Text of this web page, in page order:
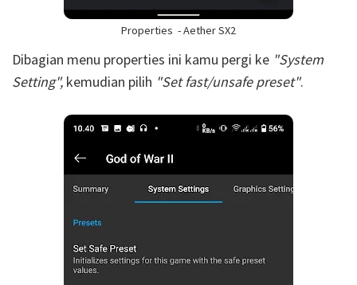
Properties - Aether SX2
Dibagian menu properties ini kamu pergi ke "System
Setting", kemudian pilih "Set fast/unsafe preset".